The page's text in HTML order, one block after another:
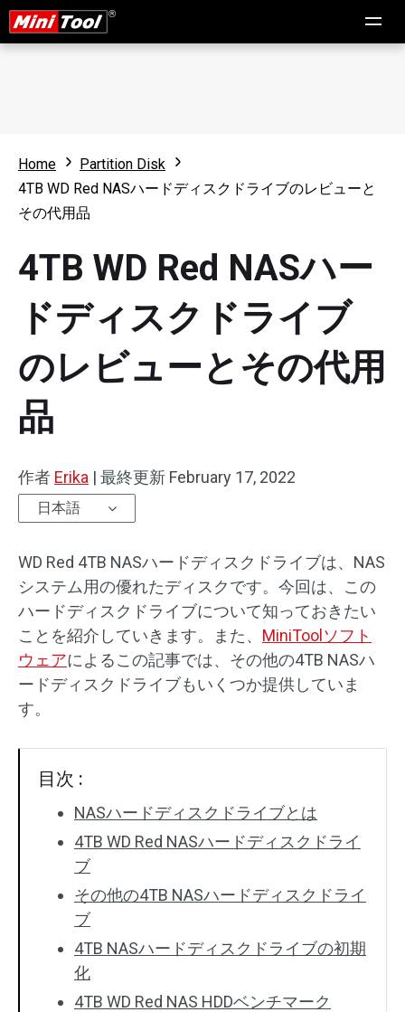
Home
Partition Disk
4TB WD Red NASハードディスクドライブのレビューと
その代用品
4TB WD Red NASハー
ドディスクドライブ
のレビューとその代用
品
作者 Erika | 最終更新 February 17, 2022
日本語
WD Red 4TB NASハードディスクドライブは、NAS
システム用の優れたディスクです。今回は、この
ハードディスクドライブについて知っておきたい
ことを紹介していきます。また、 MiniToolソフト
ウェアによるこの記事では、その他の4TB NASハ
ードディスクドライブもいくつか提供していま
す。
目次 :
NASハードディスクドライブとは
4TB WD Red NASハードディスクドライ
ブ
その他の4TB NASハードディスクドライ
ブ
4TB NASハードディスクドライブの初期
化
4TB WD Red NAS HDDベンチマーク